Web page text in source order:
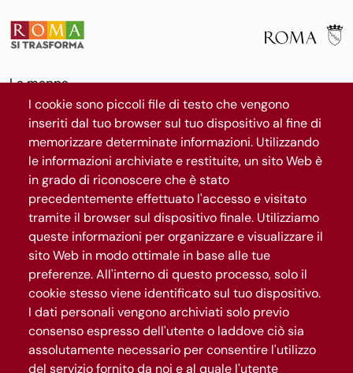
La mappa
Il progetto
News
Segui Roma Capitale
Iscriviti al canale WhatsApp
Gestisci privacy
I cookie sono piccoli file di testo che vengono
inseriti dal tuo browser sul tuo dispositivo al fine di
memorizzare determinate informazioni. Utilizzando
le informazioni archiviate e restituite, un sito Web è
in grado di riconoscere che è stato
precedentemente effettuato l'accesso e visitato
tramite il browser sul dispositivo finale. Utilizziamo
queste informazioni per organizzare e visualizzare il
sito Web in modo ottimale in base alle tue
preferenze. All'interno di questo processo, solo il
cookie stesso viene identificato sul tuo dispositivo.
I dati personali vengono archiviati solo previo
consenso espresso dell'utente o laddove ciò sia
assolutamente necessario per consentire l'utilizzo
del servizio fornito da noi e al quale l'utente